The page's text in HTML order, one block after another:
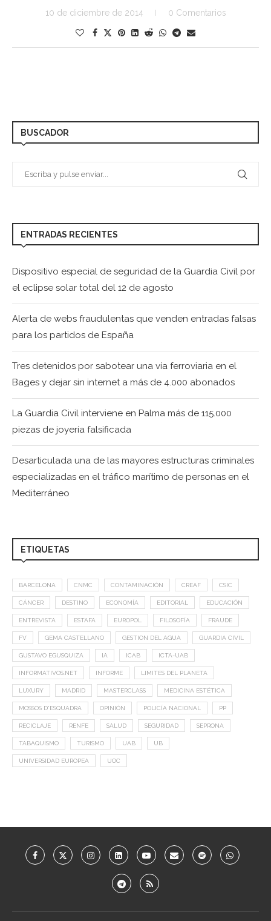
10 de diciembre de 2014 0 Comentarios
BUSCADOR
ENTRADAS RECIENTES
Dispositivo especial de seguridad de la Guardia Civil por
el eclipse solar total del 12 de agosto
Alerta de webs fraudulentas que venden entradas falsas
para los partidos de España
Tres detenidos por sabotear una vía ferroviaria en el
Bages y dejar sin internet a más de 4.000 abonados
La Guardia Civil interviene en Palma más de 115.000
piezas de joyería falsificada
Desarticulada una de las mayores estructuras criminales
especializadas en el tráfico marítimo de personas en el
Mediterráneo
ETIQUETAS
BARCELONA CNMC CONTAMINACIÓN CREAF CSIC
CÁNCER DESTINO ECONOMÍA EDITORIAL EDUCACIÓN
ENTREVISTA ESTAFA EUROPOL FILOSOFÍA FRAUDE
FV GEMA CASTELLANO GESTION DEL AGUA GUARDIA CIVIL
GUSTAVO EGUSQUIZA IA ICAB ICTA-UAB
INFORMATIVOS.NET INFORME LIMITES DEL PLANETA
LUXURY MADRID MASTERCLASS MEDICINA ESTÉTICA
MOSSOS D'ESQUADRA OPINIÓN POLICÍA NACIONAL PP
RECICLAJE RENFE SALUD SEGURIDAD SEPRONA
TABAQUISMO TURISMO UAB UB
UNIVERSIDAD EUROPEA UOC